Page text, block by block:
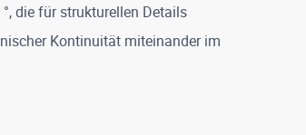
die für strukturellen Details
Kontinuität miteinander im